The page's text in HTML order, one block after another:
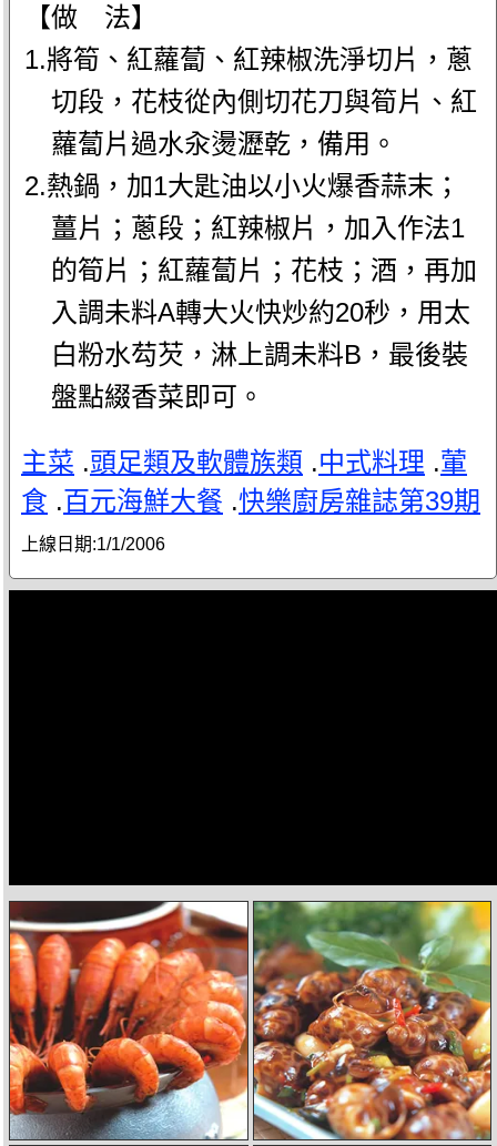
【做 法】
1.將筍、紅蘿蔔、紅辣椒洗淨切片，蔥
切段，花枝從內側切花刀與筍片、紅
蘿蔔片過水汆燙瀝乾，備用。
2.熱鍋，加1大匙油以小火爆香蒜末；
薑片；蔥段；紅辣椒片，加入作法1
的筍片；紅蘿蔔片；花枝；酒，再加
入調未料A轉大火快炒約20秒，用太
白粉水芶芡，淋上調未料B，最後裝
盤點綴香菜即可。
主菜 .頭足類及軟體族類 .中式料理 .葷
食 .百元海鮮大餐 .快樂廚房雜誌第39期
上線日期:1/1/2006